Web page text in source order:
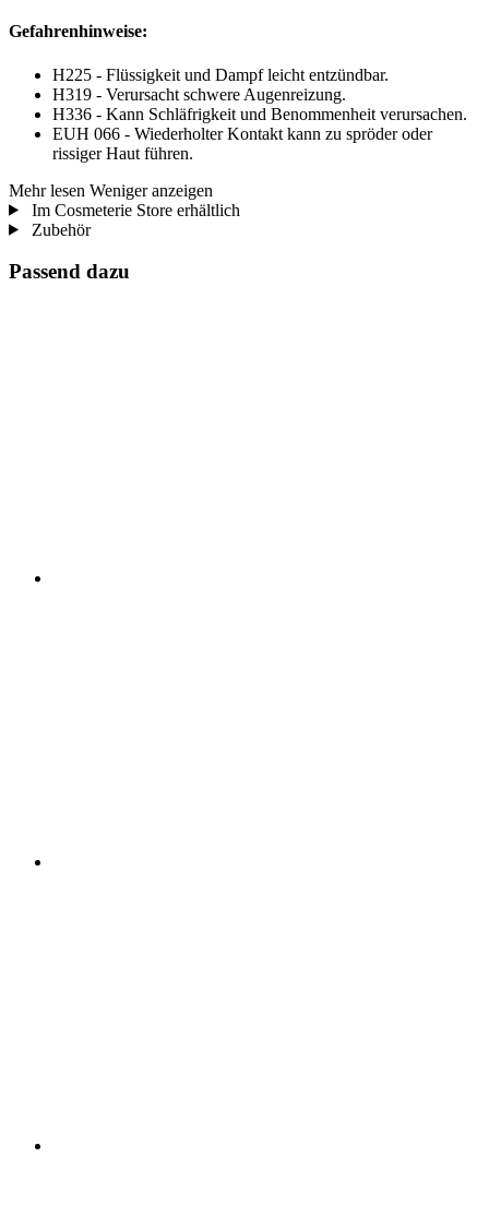
Gefahrenhinweise:
H225 - Flüssigkeit und Dampf leicht entzündbar.
H319 - Verursacht schwere Augenreizung.
H336 - Kann Schläfrigkeit und Benommenheit verursachen.
EUH 066 - Wiederholter Kontakt kann zu spröder oder
rissiger Haut führen.
Mehr lesen Weniger anzeigen
Im Cosmeterie Store erhältlich
Zubehör
Passend dazu